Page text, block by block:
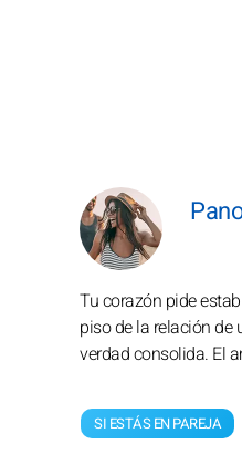
Tu corazón pide
piso de la relación de
verdad consolida. El
SI ESTÁS EN PAREJA